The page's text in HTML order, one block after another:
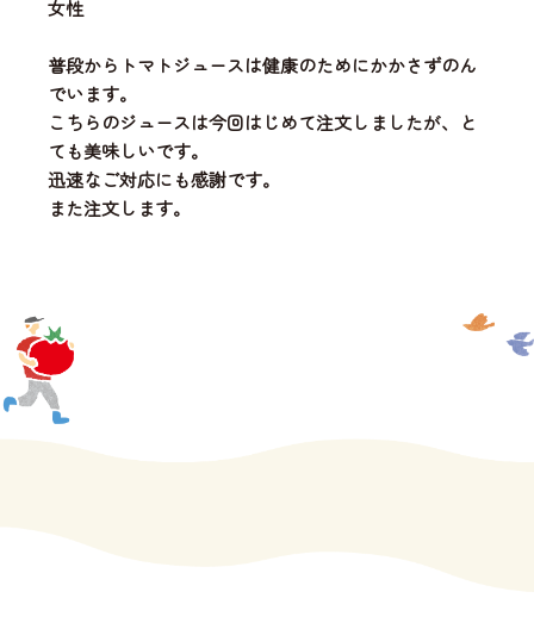
女性
普段からトマトジュースは健康のためにかかさずのん
でいます。
こちらのジュースは今回はじめて注文しましたが、と
ても美味しいです。
迅速なご対応にも感謝です。
また注文します。